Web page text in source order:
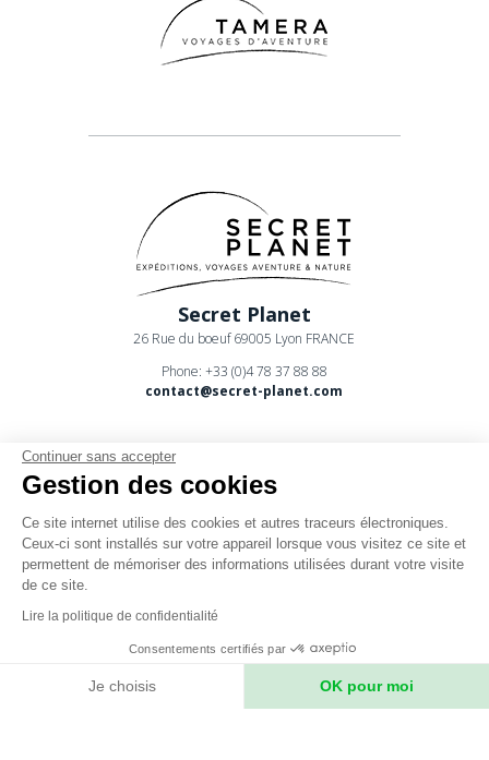
Secret Planet
26 Rue du boeuf 69005 Lyon FRANCE
Phone: +33 (0)4 78 37 88 88
contact@secret-planet.com
Youtube
Podcast
Mentions légales
Continuer sans accepter
Gestion des cookies
Ce site internet utilise des cookies et autres traceurs électroniques.
Ceux-ci sont installés sur votre appareil lorsque vous visitez ce site et
permettent de mémoriser des informations utilisées durant votre visite
de ce site.
Lire la politique de confidentialité
Consentements certifiés par
Je choisis OK pour moi